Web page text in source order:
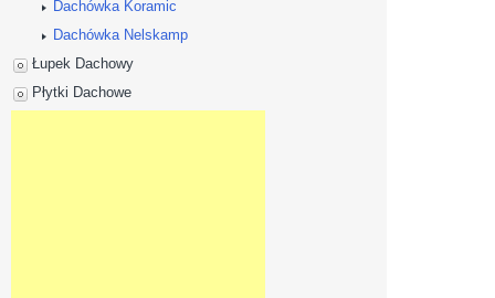
Dachówka Koramic
Dachówka Nelskamp
Łupek Dachowy
Płytki Dachowe